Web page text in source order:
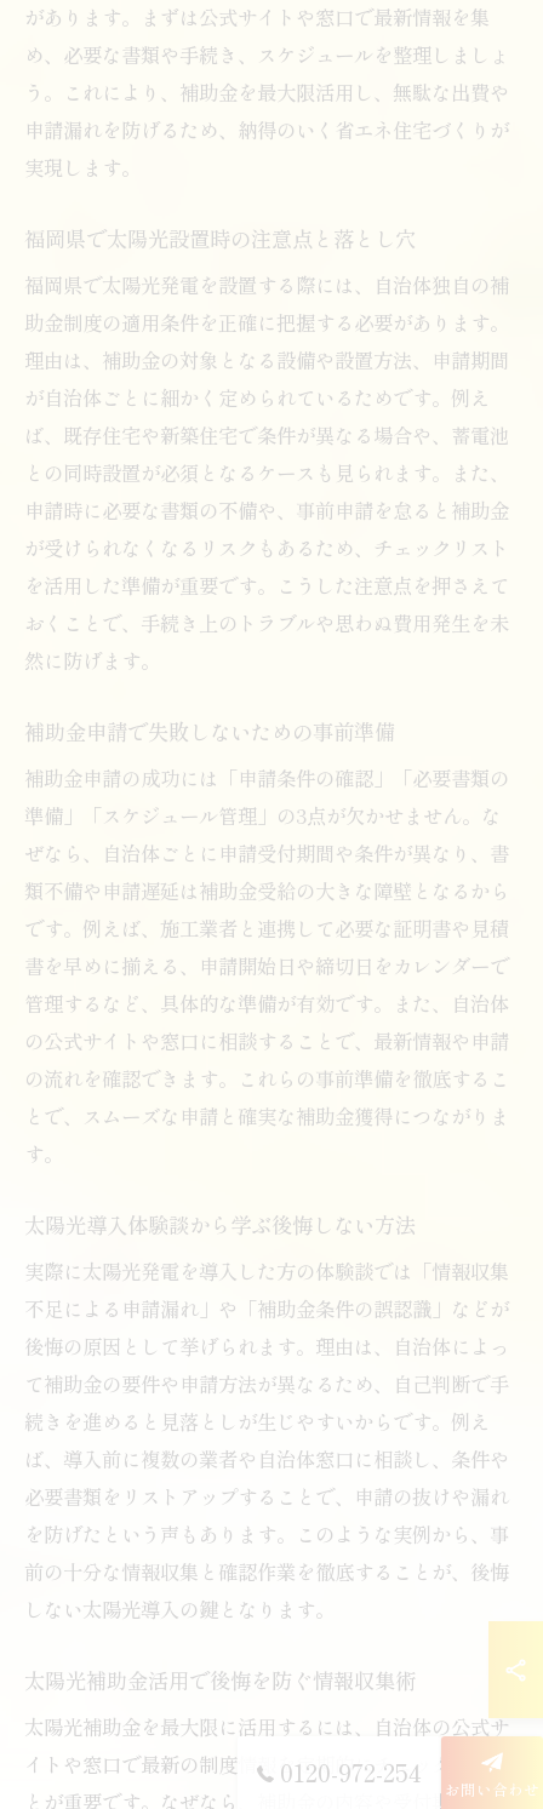
があります。まずは公式サイトや窓口で最新情報を集
め、必要な書類や手続き、スケジュールを整理しましょ
う。これにより、補助金を最大限活用し、無駄な出費や
申請漏れを防げるため、納得のいく省エネ住宅づくりが
実現します。
福岡県で太陽光設置時の注意点と落とし穴
福岡県で太陽光発電を設置する際には、自治体独自の補
助金制度の適用条件を正確に把握する必要があります。
理由は、補助金の対象となる設備や設置方法、申請期間
が自治体ごとに細かく定められているためです。例え
ば、既存住宅や新築住宅で条件が異なる場合や、蓄電池
との同時設置が必須となるケースも見られます。また、
申請時に必要な書類の不備や、事前申請を怠ると補助金
が受けられなくなるリスクもあるため、チェックリスト
を活用した準備が重要です。こうした注意点を押さえて
おくことで、手続き上のトラブルや思わぬ費用発生を未
然に防げます。
補助金申請で失敗しないための事前準備
補助金申請の成功には「申請条件の確認」「必要書類の
準備」「スケジュール管理」の3点が欠かせません。な
ぜなら、自治体ごとに申請受付期間や条件が異なり、書
類不備や申請遅延は補助金受給の大きな障壁となるから
です。例えば、施工業者と連携して必要な証明書や見積
書を早めに揃える、申請開始日や締切日をカレンダーで
管理するなど、具体的な準備が有効です。また、自治体
の公式サイトや窓口に相談することで、最新情報や申請
の流れを確認できます。これらの事前準備を徹底するこ
とで、スムーズな申請と確実な補助金獲得につながりま
す。
太陽光導入体験談から学ぶ後悔しない方法
実際に太陽光発電を導入した方の体験談では「情報収集
不足による申請漏れ」や「補助金条件の誤認識」などが
後悔の原因として挙げられます。理由は、自治体によっ
て補助金の要件や申請方法が異なるため、自己判断で手
続きを進めると見落としが生じやすいからです。例え
ば、導入前に複数の業者や自治体窓口に相談し、条件や
必要書類をリストアップすることで、申請の抜けや漏れ
を防げたという声もあります。このような実例から、事
前の十分な情報収集と確認作業を徹底することが、後悔
しない太陽光導入の鍵となります。
太陽光補助金活用で後悔を防ぐ情報収集術
太陽光補助金を最大限に活用するには、自治体の公式サ
イトや窓口で最新の制度情報を定期的にチェックするこ
とが重要です。なぜなら、補助金の内容や受付期間が年
0120-972-254 お問い合わせ